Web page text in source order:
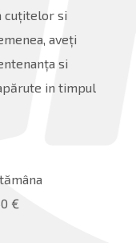
cuțitelor si
aveți
si
in timpul
€